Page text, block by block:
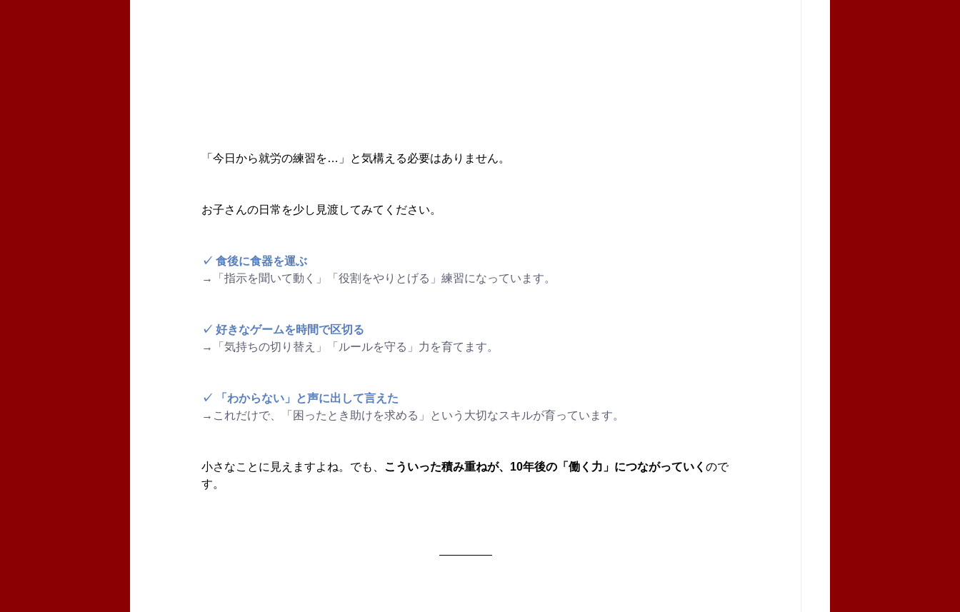
「今日から就労の練習を…」と気構える必要はありません。
お子さんの日常を少し見渡してみてください。
✓ 食後に食器を運ぶ
→「指示を聞いて動く」「役割をやりとげる」練習になっています。
✓ 好きなゲームを時間で区切る
→「気持ちの切り替え」「ルールを守る」力を育てます。
✓ 「わからない」と声に出して言えた
→これだけで、「困ったとき助けを求める」という大切なスキルが育っています。
小さなことに見えますよね。でも、 こういった積み重ねが、10年後の「働く力」につながっていく ので
す。